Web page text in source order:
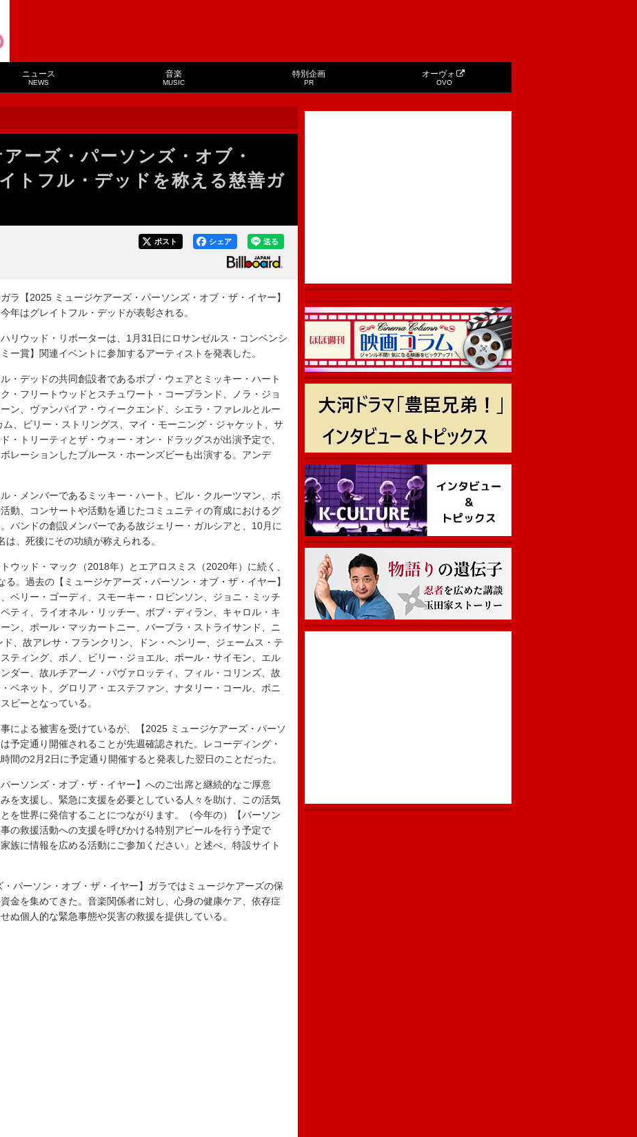
ニュース
NEWS
音楽
MUSIC
特別企画
PR
オーヴォ
OVO
ーズ・パーソンズ・オブ・
トフル・デッドを称える慈善ガ
送る
シェア
ポスト
ラ【2025 ミュージケアーズ・パーソンズ・オブ・ザ・イヤー】
年はグレイトフル・デッドが表彰される。
リウッド・リポーターは、1月31日にロサンゼルス・コンベンシ
ー賞】関連イベントに参加するアーティストを発表した。
・デッドの共同創設者であるボブ・ウェアとミッキー・ハート
・フリートウッドとスチュワート・コープランド、ノラ・ジョ
ン、ヴァンパイア・ウィークエンド、シエラ・ファレルとルー
、ビリー・ストリングス、マイ・モーニング・ジャケット、サ
・トリーティとザ・ウォー・オン・ドラッグスが出演予定で、
レーションしたブルース・ホーンズビーも出演する。アンデ
・メンバーであるミッキー・ハート、ビル・クルーツマン、ボ
動、コンサートや活動を通じたコミュニティの育成におけるグ
バンドの創設メンバーである故ジェリー・ガルシアと、10月に
、死後にその功績が称えられる。
ウッド・マック（2018年）とエアロスミス（2020年）に続く、
。過去の【ミュージケアーズ・パーソン・オブ・ザ・イヤー】
ベリー・ゴーディ、スモーキー・ロビンソン、ジョニ・ミッチ
ティ、ライオネル・リッチー、ボブ・ディラン、キャロル・キ
ン、ポール・マッカートニー、バーブラ・ストライサンド、ニ
、故アレサ・フランクリン、ドン・ヘンリー、ジェームス・テ
ティング、ボノ、ビリー・ジョエル、ポール・サイモン、エル
ダー、故ルチアーノ・パヴァロッティ、フィル・コリンズ、故
ベネット、グロリア・エステファン、ナタリー・コール、ボニ
ビーとなっている。
による被害を受けているが、【2025 ミュージケアーズ・パーソ
予定通り開催されることが先週確認された。レコーディング・
間の2月2日に予定通り開催すると発表した翌日のことだった。
ーソンズ・オブ・ザ・イヤー】へのご出席と継続的なご厚意
を支援し、緊急に支援を必要としている人々を助け、この活気
を世界に発信することにつながります。（今年の）【パーソン
の救援活動への支援を呼びかける特別アピールを行う予定で
族に情報を広める活動にご参加ください」と述べ、特設サイト
パーソン・オブ・ザ・イヤー】ガラではミュージケアーズの保
金を集めてきた。音楽関係者に対し、心身の健康ケア、依存症
ぬ個人的な緊急事態や災害の救援を提供している。